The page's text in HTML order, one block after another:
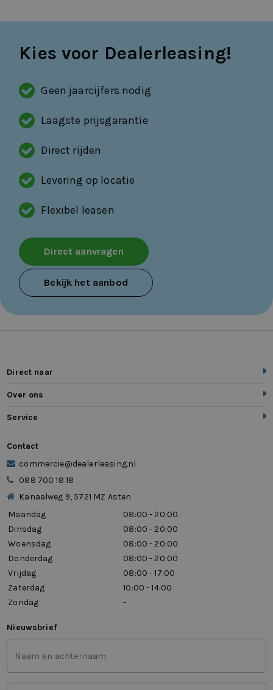
Kies voor Dealerleasing!
Geen jaarcijfers nodig
Laagste prijsgarantie
Direct rijden
Levering op locatie
Flexibel leasen
Direct aanvragen
Bekijk het aanbod
Direct naar
Over ons
Service
Contact
commercie@dealerleasing.nl
088 700 18 18
Kanaalweg 9, 5721 MZ Asten
Maandag
08:00 - 20:00
Dinsdag
08:00 - 20:00
Woensdag
08:00 - 20:00
Donderdag
08:00 - 20:00
Vrijdag
08:00 - 17:00
Zaterdag
10:00 - 14:00
Zondag
-
Nieuwsbrief
Voor-
en
achternaam
(Vereist)